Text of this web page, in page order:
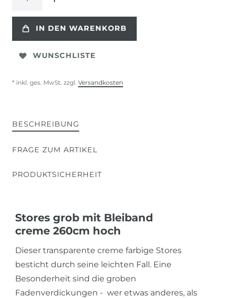
IN DEN WARENKORB
WUNSCHLISTE
* inkl. ges. MwSt. zzgl. Versandkosten
BESCHREIBUNG
FRAGE ZUM ARTIKEL
PRODUKTSICHERHEIT
Stores grob mit Bleiband
creme 260cm hoch
Dieser transparente creme farbige Stores
besticht durch seine leichten Fall. Eine
Besonderheit sind die groben
Fadenverdickungen - wer etwas anderes, als